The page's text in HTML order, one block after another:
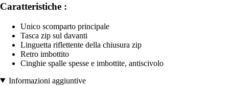
Caratteristiche :
Unico scomparto principale
Tasca zip sul davanti
Linguetta riflettente della chiusura zip
Retro imbottito
Cinghie spalle spesse e imbottite, antiscivolo
Informazioni aggiuntive